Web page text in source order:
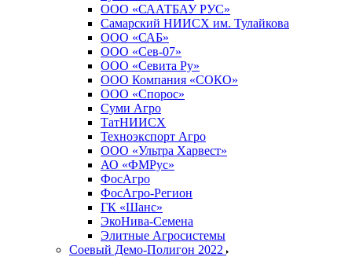
ООО «СААТБАУ РУС»
Самарский НИИСХ им. Тулайкова
ООО «САБ»
ООО «Сев-07»
ООО «Севита Ру»
ООО Компания «СОКО»
ООО «Спорос»
Суми Агро
ТатНИИСХ
Техноэкспорт Агро
ООО «Ультра Харвест»
АО «ФМРус»
ФосАгро
ФосАгро-Регион
ГК «Шанс»
ЭкоНива-Семена
Элитные Агросистемы
Соевый Демо-Полигон 2022